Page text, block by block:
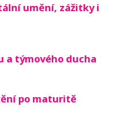
umění, zážitky i
a týmového ducha
po maturitě